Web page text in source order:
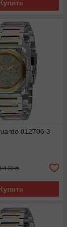
Купити
012706-3
440 ₴
Купити